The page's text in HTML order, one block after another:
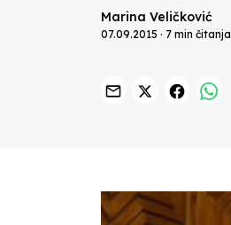
Marina Veličković
07.09.2015 · 7 min čitanja